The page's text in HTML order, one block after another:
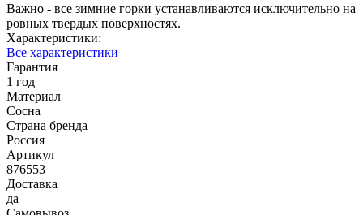
Важно - все зимние горки устанавливаются исключительно на
ровных твердых поверхностях.
Характеристики:
Все характеристики
Гарантия
1 год
Материал
Сосна
Страна бренда
Россия
Артикул
876553
Доставка
да